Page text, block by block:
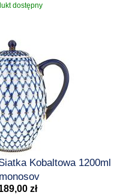
dostępny
Kobaltowa 1200ml
zł